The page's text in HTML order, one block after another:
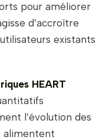
pour améliorer
d’accroître
existants
HEART
l’évolution des
alimentent